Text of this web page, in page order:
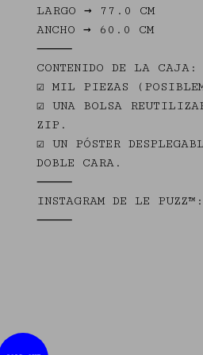
LARGO → 77.0 CM
ANCHO → 60.0 CM
⸻
CONTENIDO DE LA CAJA:
☑ MIL PIEZAS
☑ UNA BOLSA
ZIP.
☑ UN PÓSTER
DOBLE CARA.
⸻
INSTAGRAM DE LE PUZZ™:
⸻